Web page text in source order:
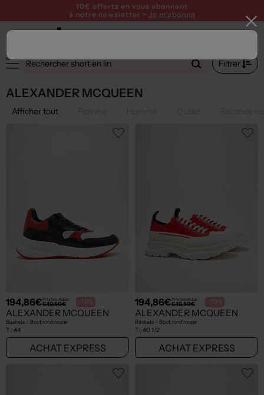
10€ offerts en vous abonnant
à notre newsletter > Je m'abonne
Filtrer
ALEXANDER MCQUEEN
Afficher tout
194,86€Prix boutique :
649,50€ -70%
ALEXANDER MCQUEEN
Baskets - Bout rond rouge
T : 44
ACHAT EXPRESS
194,86€Prix boutique :
649,50€ -70%
ALEXANDER MCQUEEN
Baskets - Bout rond rouge
T : 40 1/2
ACHAT EXPRESS